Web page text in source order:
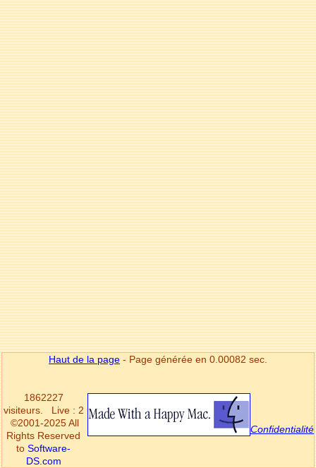
Haut de la page - Page générée en 0.00082 sec.
1862227
visiteurs.
Live : 2
©2001-2025 All
Rights Reserved
to Software-
DS.com
Confidentialité